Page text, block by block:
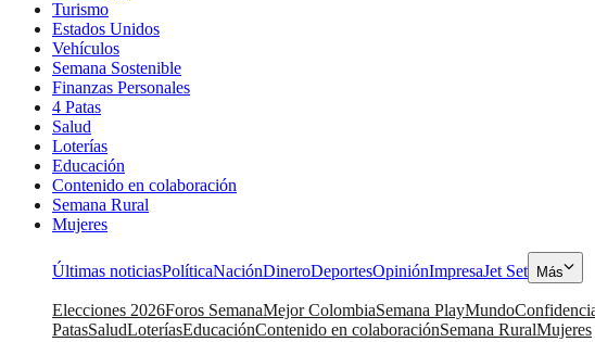
Turismo
Estados Unidos
Vehículos
Semana Sostenible
Finanzas Personales
4 Patas
Salud
Loterías
Educación
Contenido en colaboración
Semana Rural
Mujeres
Últimas noticiasPolíticaNaciónDineroDeportesOpiniónImpresaJet Set Más
Elecciones 2026Foros SemanaMejor ColombiaSemana PlayMundo
PatasSaludLoteríasEducaciónContenido en colaboraciónSemana RuralMujeres